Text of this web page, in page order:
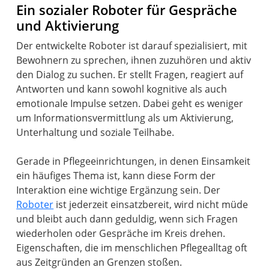
Ein sozialer Roboter für Gespräche
und Aktivierung
Der entwickelte Roboter ist darauf spezialisiert, mit
Bewohnern zu sprechen, ihnen zuzuhören und aktiv
den Dialog zu suchen. Er stellt Fragen, reagiert auf
Antworten und kann sowohl kognitive als auch
emotionale Impulse setzen. Dabei geht es weniger
um Informationsvermittlung als um Aktivierung,
Unterhaltung und soziale Teilhabe.
Gerade in Pflegeeinrichtungen, in denen Einsamkeit
ein häufiges Thema ist, kann diese Form der
Interaktion eine wichtige Ergänzung sein. Der
Roboter ist jederzeit einsatzbereit, wird nicht müde
und bleibt auch dann geduldig, wenn sich Fragen
wiederholen oder Gespräche im Kreis drehen.
Eigenschaften, die im menschlichen Pflegealltag oft
aus Zeitgründen an Grenzen stoßen.